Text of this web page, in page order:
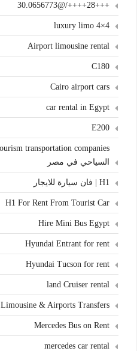
+++28++++/@30.0656773
4×4 luxury limo
Airport limousine rental
C180
Cairo airport cars
car rental in Egypt
E200
السياحي في مصر
H1 | فان سيارة للايجار
H1 For Rent From Tourist Car
Hire Mini Bus Egypt
Hyundai Entrant for rent
Hyundai Tucson for rent
land Cruiser rental
Limousine & Airports Transfers
Mercedes Bus on Rent
mercedes car rental